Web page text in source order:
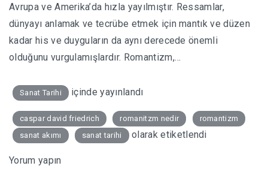
Avrupa ve Amerika’da hızla yayılmıştır. Ressamlar,
dünyayı anlamak ve tecrübe etmek için mantık ve düzen
kadar his ve duyguların da aynı derecede önemli
olduğunu vurgulamışlardır. Romantizm,…
Sanat Tarihi içinde yayınlandı
caspar david friedrich romanitzm nedir
romantizm
sanat akımı
sanat tarihi olarak etiketlendi
Yorum yapın